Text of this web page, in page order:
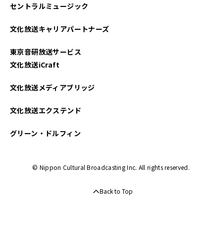
セントラルミュージック
文化放送キャリアパートナーズ
東京音研放送サービス
文化放送iCraft
文化放送メディアブリッジ
文化放送エクステンド
グリーン・ドルフィン
© Nippon Cultural Broadcasting Inc. All rights reserved.
Back to Top